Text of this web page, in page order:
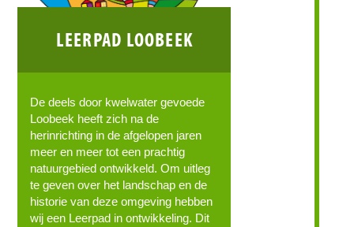
LEERPAD LOOBEEK
De deels door kwelwater gevoede
Loobeek heeft zich na de
herinrichting in de afgelopen jaren
meer en meer tot een prachtig
natuurgebied ontwikkeld. Om uitleg
te geven over het landschap en de
historie van deze omgeving hebben
wij een Leerpad in ontwikkeling. Dit